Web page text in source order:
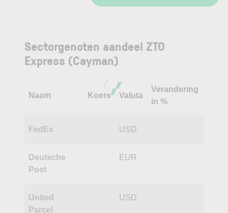
Sectorgenoten aandeel ZTO
Express (Cayman)
Naam Koers Valuta
Verandering
in %
FedEx USD
Deutsche
Post
EUR
United
Parcel
USD